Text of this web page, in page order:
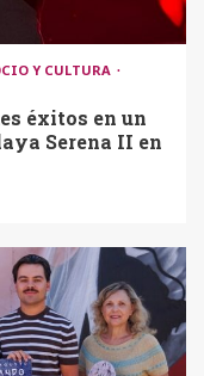
Y CULTURA
éxitos en un
Serena II en